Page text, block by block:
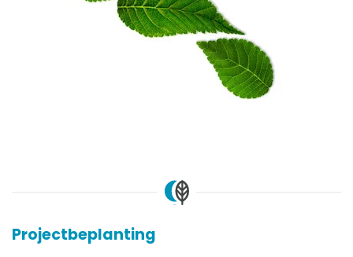
Projectbeplanting